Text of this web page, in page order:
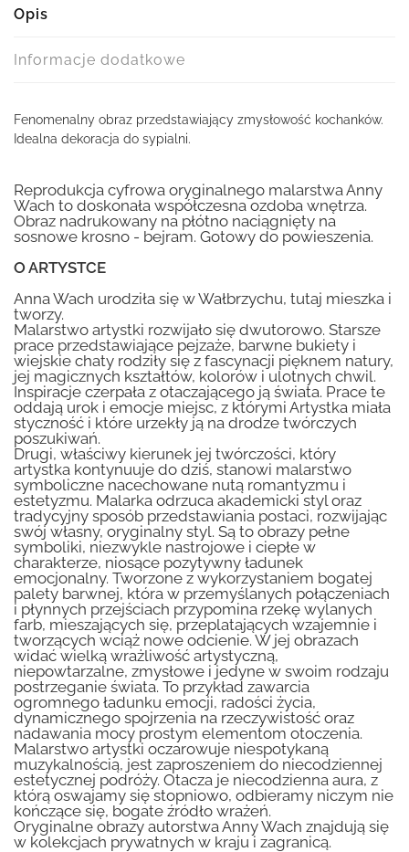
Opis
Informacje dodatkowe
Fenomenalny obraz przedstawiający zmysłowość kochanków.
Idealna dekoracja do sypialni.
Reprodukcja cyfrowa oryginalnego malarstwa Anny
Wach to doskonała współczesna ozdoba wnętrza.
Obraz nadrukowany na płótno naciągnięty na
sosnowe krosno - bejram. Gotowy do powieszenia.
O ARTYSTCE
Anna Wach urodziła się w Wałbrzychu, tutaj mieszka i
tworzy.
Malarstwo artystki rozwijało się dwutorowo. Starsze
prace przedstawiające pejzaże, barwne bukiety i
wiejskie chaty rodziły się z fascynacji pięknem natury,
jej magicznych kształtów, kolorów i ulotnych chwil.
Inspiracje czerpała z otaczającego ją świata. Prace te
oddają urok i emocje miejsc, z którymi Artystka miała
styczność i które urzekły ją na drodze twórczych
poszukiwań.
Drugi, właściwy kierunek jej twórczości, który
artystka kontynuuje do dziś, stanowi malarstwo
symboliczne nacechowane nutą romantyzmu i
estetyzmu. Malarka odrzuca akademicki styl oraz
tradycyjny sposób przedstawiania postaci, rozwijając
swój własny, oryginalny styl. Są to obrazy pełne
symboliki, niezwykle nastrojowe i ciepłe w
charakterze, niosące pozytywny ładunek
emocjonalny. Tworzone z wykorzystaniem bogatej
palety barwnej, która w przemyślanych połączeniach
i płynnych przejściach przypomina rzekę wylanych
farb, mieszających się, przeplatających wzajemnie i
tworzących wciąż nowe odcienie. W jej obrazach
widać wielką wrażliwość artystyczną,
niepowtarzalne, zmysłowe i jedyne w swoim rodzaju
postrzeganie świata. To przykład zawarcia
ogromnego ładunku emocji, radości życia,
dynamicznego spojrzenia na rzeczywistość oraz
nadawania mocy prostym elementom otoczenia.
Malarstwo artystki oczarowuje niespotykaną
muzykalnością, jest zaproszeniem do niecodziennej
estetycznej podróży. Otacza je niecodzienna aura, z
którą oswajamy się stopniowo, odbieramy niczym nie
kończące się, bogate źródło wrażeń.
Oryginalne obrazy autorstwa Anny Wach znajdują się
w kolekcjach prywatnych w kraju i zagranicą.